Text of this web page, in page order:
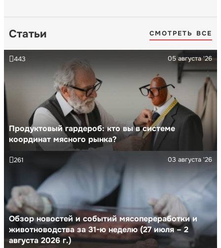
Статьи СМОТРЕТЬ ВСЕ
Продуктовый гардероб: кто вы в системе
координат мясного рынка?
05 августа '26
443
Обзор новостей и событий мясопереработки и
животноводства за 31-ю неделю (27 июля – 2
августа 2026 г.)
03 августа '26
261